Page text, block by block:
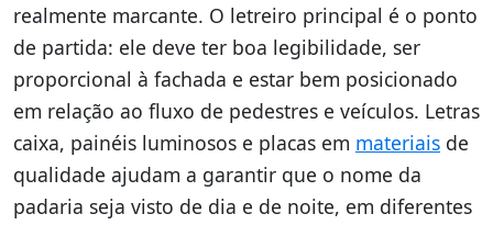
realmente marcante. O letreiro principal é o ponto
de partida: ele deve ter boa legibilidade, ser
proporcional à fachada e estar bem posicionado
em relação ao fluxo de pedestres e veículos. Letras
caixa, painéis luminosos e placas em materiais de
qualidade ajudam a garantir que o nome da
padaria seja visto de dia e de noite, em diferentes